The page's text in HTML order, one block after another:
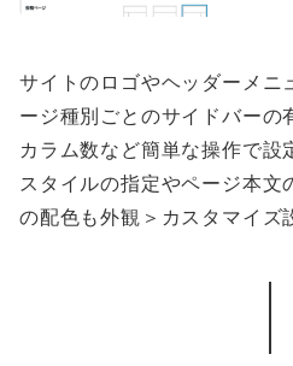
サイトのロゴやヘッダーメニ
ージ種別ごとのサイドバーの
カラム数など簡単な操作で設
スタイルの指定やページ本文
の配色も外観＞カスタマイズ